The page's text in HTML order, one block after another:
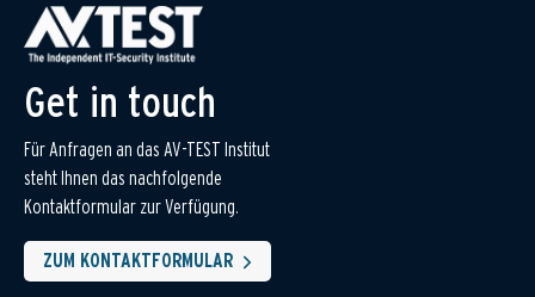
Get in touch
Für Anfragen an das AV-TEST Institut
steht Ihnen das nachfolgende
Kontaktformular zur Verfügung.
ZUM KONTAKTFORMULAR